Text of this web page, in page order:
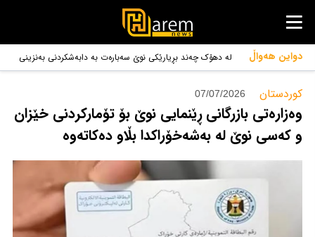
دواین هەواڵ
لە دهۆک چەند بڕیارێکی نوێ سەبارەت بە دابەشکردنی بەنزینی
حکوومی دران
کوردستان‌ 07/07/2026
وەزارەتی بازرگانی ڕێنمایی نوێ بۆ تۆمارکردنی خێزان
و کەسی نوێ لە بەشەخۆراکدا بڵاو دەکاتەوە